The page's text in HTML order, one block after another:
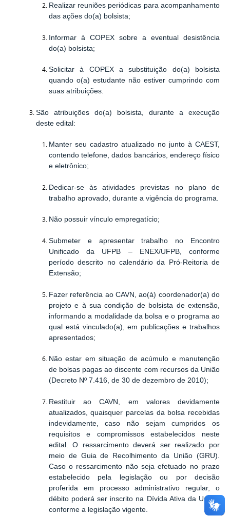
Realizar reuniões periódicas para acompanhamento
das ações do(a) bolsista;
Informar à COPEX sobre a eventual desistência
do(a) bolsista;
Solicitar à COPEX a substituição do(a) bolsista
quando o(a) estudante não estiver cumprindo com
suas atribuições.
São atribuições do(a) bolsista , durante a execução
deste edital:
Manter seu cadastro atualizado no junto à CAEST,
contendo telefone, dados bancários, endereço físico
e eletrônico;
Dedicar-se às atividades previstas no plano de
trabalho aprovado, durante a vigência do programa.
Não possuir vínculo empregatício;
Submeter e apresentar trabalho no Encontro
Unificado da UFPB – ENEX/UFPB, conforme
período descrito no calendário da Pró-Reitoria de
Extensão;
Fazer referência ao CAVN, ao(à) coordenador(a) do
projeto e à sua condição de bolsista de extensão,
informando a modalidade da bolsa e o programa ao
qual está vinculado(a), em publicações e trabalhos
apresentados;
Não estar em situação de acúmulo e manutenção
de bolsas pagas ao discente com recursos da União
(Decreto Nº 7.416, de 30 de dezembro de 2010);
Restituir ao CAVN, em valores devidamente
atualizados, quaisquer parcelas da bolsa recebidas
indevidamente, caso não sejam cumpridos os
requisitos e compromissos estabelecidos neste
edital. O ressarcimento deverá ser realizado por
meio de Guia de Recolhimento da União (GRU).
Caso o ressarcimento não seja efetuado no prazo
estabelecido pela legislação ou por decisão
proferida em processo administrativo regular, o
débito poderá ser inscrito na Dívida Ativa da União,
conforme a legislação vigente.